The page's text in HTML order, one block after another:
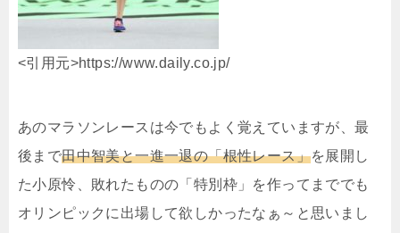
<引用元>https://www.daily.co.jp/
あのマラソンレースは今でもよく覚えていますが、最
後まで田中智美と一進一退の「根性レース」を展開し
た小原怜、敗れたものの「特別枠」を作ってまででも
オリンピックに出場して欲しかったなぁ～と思いまし